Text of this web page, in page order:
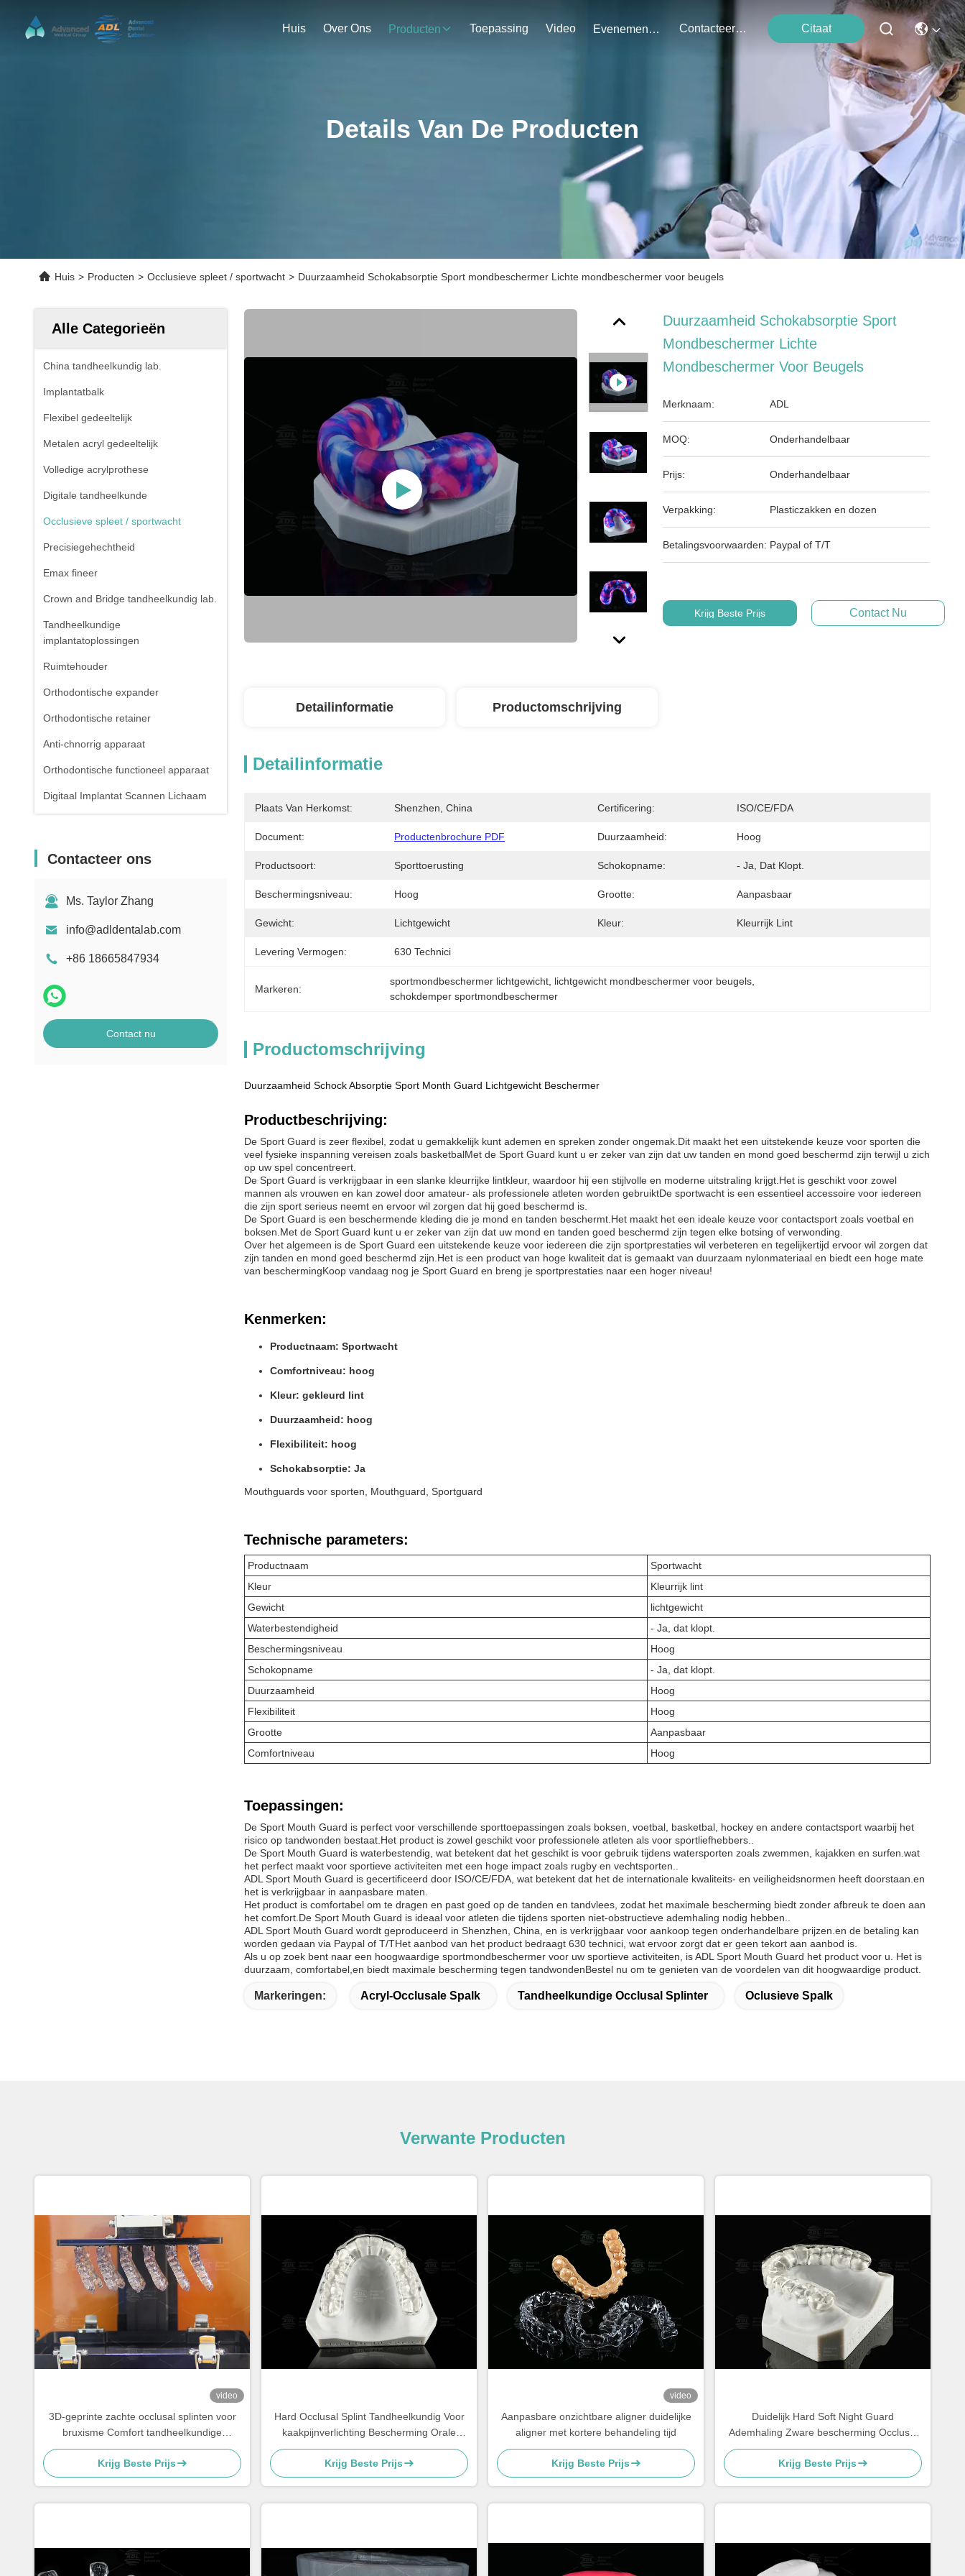
Huis Over Ons Producten Toepassing Video Evenementen Contacteer Ons Citaat
Details Van De Producten
Huis > Producten > Occlusieve spleet / sportwacht > Duurzaamheid Schokabsorptie Sport mondbeschermer Lichte mondbeschermer voor beugels
Alle Categorieën
China tandheelkundig lab.
Implantatbalk
Flexibel gedeeltelijk
Metalen acryl gedeeltelijk
Volledige acrylprothese
Digitale tandheelkunde
Occlusieve spleet / sportwacht
Precisiegehechtheid
Emax fineer
Crown and Bridge tandheelkundig lab.
Tandheelkundige
implantatoplossingen
Ruimtehouder
Orthodontische expander
Orthodontische retainer
Anti-chnorrig apparaat
Orthodontische functioneel apparaat
Digitaal Implantat Scannen Lichaam
Contacteer ons
Ms. Taylor Zhang
info@adldentalab.com
+86 18665847934
Contact nu
Duurzaamheid Schokabsorptie Sport
Mondbeschermer Lichte
Mondbeschermer Voor Beugels
Merknaam: ADL
MOQ: Onderhandelbaar
Prijs: Onderhandelbaar
Verpakking: Plasticzakken en dozen
Betalingsvoorwaarden: Paypal of T/T
Krijg Beste Prijs Contact Nu
Detailinformatie Productomschrijving
Detailinformatie
Plaats Van Herkomst: Shenzhen, China Certificering: ISO/CE/FDA
Document: Productenbrochure PDF Duurzaamheid: Hoog
Productsoort: Sporttoerusting Schokopname: - Ja, Dat Klopt.
Beschermingsniveau: Hoog Grootte: Aanpasbaar
Gewicht: Lichtgewicht Kleur: Kleurrijk Lint
Levering Vermogen: 630 Technici
Markeren:
sportmondbeschermer lichtgewicht lichtgewicht mondbeschermer voor beugels
schokdemper sportmondbeschermer
Productomschrijving
Duurzaamheid Schock Absorptie Sport Month Guard Lichtgewicht Beschermer
Productbeschrijving:
De Sport Guard is zeer flexibel, zodat u gemakkelijk kunt ademen en spreken zonder ongemak.Dit maakt het een uitstekende keuze voor sporten die
veel fysieke inspanning vereisen zoals basketbalMet de Sport Guard kunt u er zeker van zijn dat uw tanden en mond goed beschermd zijn terwijl u zich
op uw spel concentreert.
De Sport Guard is verkrijgbaar in een slanke kleurrijke lintkleur, waardoor hij een stijlvolle en moderne uitstraling krijgt.Het is geschikt voor zowel
mannen als vrouwen en kan zowel door amateur- als professionele atleten worden gebruiktDe sportwacht is een essentieel accessoire voor iedereen
die zijn sport serieus neemt en ervoor wil zorgen dat hij goed beschermd is.
De Sport Guard is een beschermende kleding die je mond en tanden beschermt.Het maakt het een ideale keuze voor contactsport zoals voetbal en
boksen.Met de Sport Guard kunt u er zeker van zijn dat uw mond en tanden goed beschermd zijn tegen elke botsing of verwonding.
Over het algemeen is de Sport Guard een uitstekende keuze voor iedereen die zijn sportprestaties wil verbeteren en tegelijkertijd ervoor wil zorgen dat
zijn tanden en mond goed beschermd zijn.Het is een product van hoge kwaliteit dat is gemaakt van duurzaam nylonmateriaal en biedt een hoge mate
van beschermingKoop vandaag nog je Sport Guard en breng je sportprestaties naar een hoger niveau!
Kenmerken:
Productnaam: Sportwacht
Comfortniveau: hoog
Kleur: gekleurd lint
Duurzaamheid: hoog
Flexibiliteit: hoog
Schokabsorptie: Ja
Mouthguards voor sporten, Mouthguard, Sportguard
Technische parameters:
Productnaam
Sportwacht
Kleur
Kleurrijk lint
Gewicht
lichtgewicht
Waterbestendigheid
- Ja, dat klopt.
Beschermingsniveau
Hoog
Schokopname
- Ja, dat klopt.
Duurzaamheid
Hoog
Flexibiliteit
Hoog
Grootte
Aanpasbaar
Comfortniveau
Hoog
Toepassingen:
De Sport Mouth Guard is perfect voor verschillende sporttoepassingen zoals boksen, voetbal, basketbal, hockey en andere contactsport waarbij het
risico op tandwonden bestaat.Het product is zowel geschikt voor professionele atleten als voor sportliefhebbers..
De Sport Mouth Guard is waterbestendig, wat betekent dat het geschikt is voor gebruik tijdens watersporten zoals zwemmen, kajakken en surfen.wat
het perfect maakt voor sportieve activiteiten met een hoge impact zoals rugby en vechtsporten..
ADL Sport Mouth Guard is gecertificeerd door ISO/CE/FDA, wat betekent dat het de internationale kwaliteits- en veiligheidsnormen heeft doorstaan.en
het is verkrijgbaar in aanpasbare maten.
Het product is comfortabel om te dragen en past goed op de tanden en tandvlees, zodat het maximale bescherming biedt zonder afbreuk te doen aan
het comfort.De Sport Mouth Guard is ideaal voor atleten die tijdens sporten niet-obstructieve ademhaling nodig hebben..
ADL Sport Mouth Guard wordt geproduceerd in Shenzhen, China, en is verkrijgbaar voor aankoop tegen onderhandelbare prijzen.en de betaling kan
worden gedaan via Paypal of T/THet aanbod van het product bedraagt 630 technici, wat ervoor zorgt dat er geen tekort aan aanbod is.
Als u op zoek bent naar een hoogwaardige sportmondbeschermer voor uw sportieve activiteiten, is ADL Sport Mouth Guard het product voor u. Het is
duurzaam, comfortabel,en biedt maximale bescherming tegen tandwondenBestel nu om te genieten van de voordelen van dit hoogwaardige product.
Markeringen: Acryl-Occlusale Spalk Tandheelkundige Occlusal Splinter Oclusieve Spalk
Verwante Producten
video
3D-geprinte zachte occlusal splinten voor
bruxisme Comfort tandheelkundige
occlusal splinten
Krijg Beste Prijs
Hard Occlusal Splint Tandheelkundig Voor
kaakpijnverlichting Bescherming Orale
Splint
Krijg Beste Prijs
video
Aanpasbare onzichtbare aligner duidelijke
aligner met kortere behandeling tijd
Krijg Beste Prijs
Duidelijk Hard Soft Night Guard
Ademhaling Zware bescherming Occlusal
Splint Hard/Soft
Krijg Beste Prijs